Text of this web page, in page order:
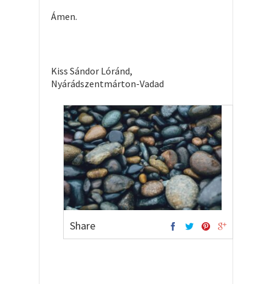
Ámen.
Kiss Sándor Lóránd,
Nyárádszentmárton-Vadad
Share